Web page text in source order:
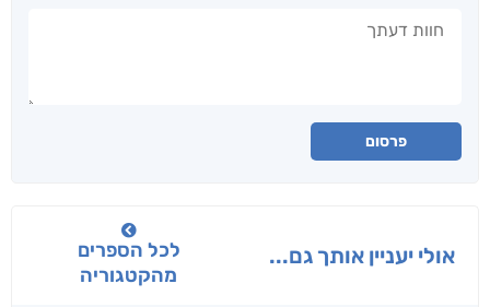
פרסום
אולי יעניין אותך גם...
לכל הספרים
מהקטגוריה